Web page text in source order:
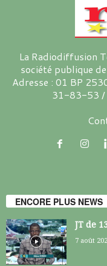
La Radiodiffusion
société publique
Adresse : 01 BP
31-83-53
ENCORE PLUS NEWS
JT de
7 août